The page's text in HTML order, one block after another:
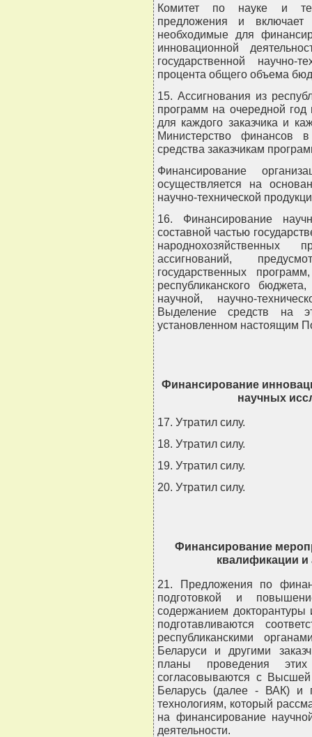
Комитет по науке и
предложения и
необходимые для
инновационной
государственной научно-
процента общего объема
15. Ассигнования из
программ на очередной год
для каждого заказчика и
Министерство финансов
средства заказчикам
Финансирование
осуществляется на
научно-технической
16. Финансирование
составной частью
ассигнований,
государственных
республиканского
научной, научно-
Выделение средств на
установленном настоящим
Финансирование
научных
17. Утратил силу.
18. Утратил силу.
19. Утратил силу.
20. Утратил силу.
Финансирование
квалификации и
21. Предложения по
подготовкой и
содержанием докторантуры
подготавливаются
республиканскими
Беларуси и другими
планы проведения
согласовываются с Высшей
Беларусь (далее - ВАК) и
технологиям, который
на финансирование
деятельности.